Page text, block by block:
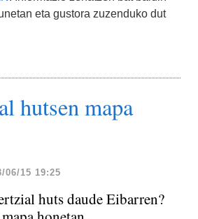
eta gustora zuzenduko dut
hutsen mapa
06/15 19:25
huts daude Eibarren?